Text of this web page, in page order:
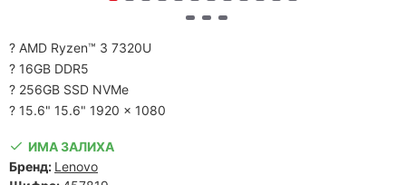
? AMD Ryzen™ 3 7320U
? 16GB DDR5
? 256GB SSD NVMe
? 15.6" 15.6" 1920 x 1080
ИМА ЗАЛИХА
Бренд: Lenovo